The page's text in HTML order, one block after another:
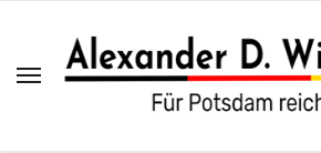
springen